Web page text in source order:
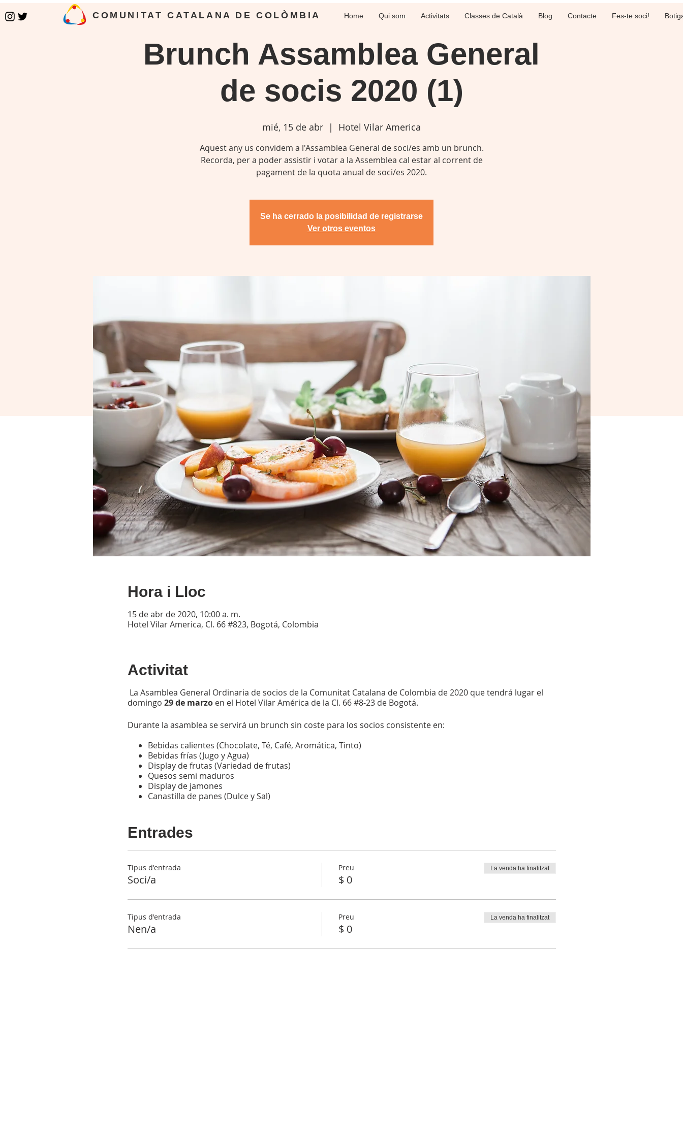
COMUNITAT CATALANA DE COLÒMBIA Home Qui som Activitats Classes de Català Blog Contacte Fes-te soci!
Brunch Assamblea General
de socis 2020 (1)
mié, 15 de abr
  |
Hotel Vilar America
Aquest any us convidem a l'Assamblea General de soci/es amb un brunch.
Recorda, per a poder assistir i votar a la Assemblea cal estar al corrent de
pagament de la quota anual de soci/es 2020.
Se ha cerrado la posibilidad de registrarse
Ver otros eventos
Hora i Lloc
15 de abr de 2020, 10:00 a. m.
Hotel Vilar America, Cl. 66 #823, Bogotá, Colombia
Activitat
La Asamblea General Ordinaria de socios de la Comunitat Catalana de Colombia de 2020 que tendrá lugar el
domingo 29 de marzoen el Hotel Vilar América de la Cl. 66 #8-23 de Bogotá.
Durante la asamblea se servirá un brunch sin coste para los socios consistente en:
Bebidas calientes (Chocolate, Té, Café, Aromática, Tinto)
Bebidas frías (Jugo y Agua)
Display de frutas (Variedad de frutas)
Quesos semi maduros
Display de jamones
Canastilla de panes (Dulce y Sal)
Brioche de cerdo
Quiche lorraine
brunch es condición indispensable estar al corriente de pago de la cuota de socio de 2020.
Entrades
Tipus d'entrada
Soci/a
Preu
$ 0
La venda ha finalitzat
Tipus d'entrada
Nen/a
Preu
$ 0
La venda ha finalitzat